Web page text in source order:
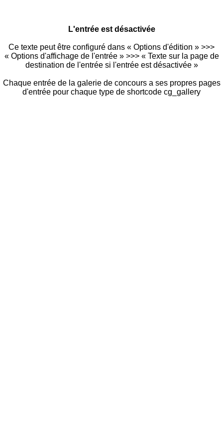
L'entrée est désactivée
Ce texte peut être configuré dans « Options d'édition » >>>
« Options d'affichage de l'entrée » >>> « Texte sur la page de
destination de l'entrée si l'entrée est désactivée »
Chaque entrée de la galerie de concours a ses propres pages
d'entrée pour chaque type de shortcode cg_gallery